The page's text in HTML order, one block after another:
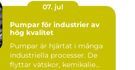
07. jul
Pumpar för industrier av
hög kvalitet
Pumpar är hjärtat i många
industriella processer. De
flyttar vätskor, kemikalie...